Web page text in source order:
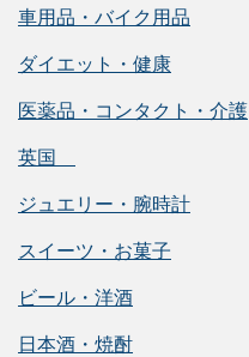
車用品・バイク用品
ダイエット・健康
医薬品・コンタクト・介護
英国
ジュエリー・腕時計
スイーツ・お菓子
ビール・洋酒
日本酒・焼酎